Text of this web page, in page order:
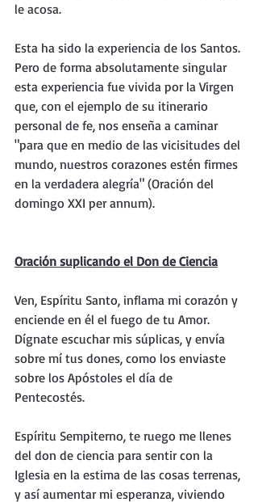
le acosa.
Esta ha sido la experiencia de los Santos.
Pero de forma absolutamente singular
esta experiencia fue vivida por la Virgen
que, con el ejemplo de su itinerario
personal de fe, nos enseña a caminar
"para que en medio de las vicisitudes del
mundo, nuestros corazones estén firmes
en la verdadera alegría" (Oración del
domingo XXI per annum).
Oración suplicando el Don de Ciencia
Ven, Espíritu Santo, inflama mi corazón y
enciende en él el fuego de tu Amor.
Dígnate escuchar mis súplicas, y envía
sobre mí tus dones, como los enviaste
sobre los Apóstoles el día de
Pentecostés.
Espíritu Sempiterno, te ruego me llenes
del don de ciencia para sentir con la
Iglesia en la estima de las cosas terrenas,
y así aumentar mi esperanza, viviendo